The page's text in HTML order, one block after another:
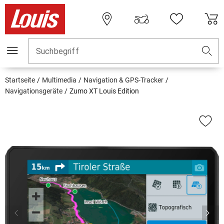
Suchbegriff
Startseite Multimedia
Navigation & GPS-Tracker
Navigationsgeräte
Zumo XT Louis Edition